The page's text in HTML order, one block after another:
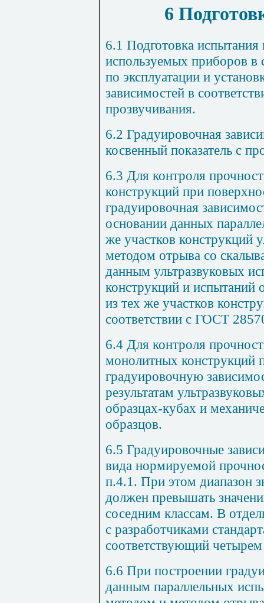
6
6.1 Подготовка испытания
используемых приборов в
по эксплуатации и
зависимостей в
прозвучивания.
6.2 Градуировочная
косвенный показатель с
6.3 Для контроля
конструкций при
градуировочная
основании данных
же участков конструкций
методом отрыва со
данным ультразвуковых
конструкций и испытаний
из тех же участков
соответствии с ГОСТ
6.4 Для контроля
монолитных конструкций
градуировочную
результатам
образцах-кубах и
образцов.
6.5 Градуировочные
вида нормируемой
п.4.1. При этом диапазон
должен превышать
соседним классам. В
с разработчиками
соответствующий
6.6 При построении
данным параллельных